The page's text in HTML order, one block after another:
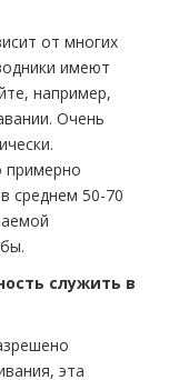
от многих
имеют
например,
Очень
среднем 50-70
служить в
эта